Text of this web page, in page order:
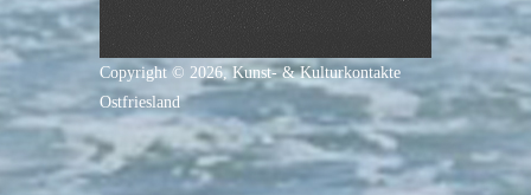
Copyright © 2026,Kunst- & Kulturkontakte
Ostfriesland